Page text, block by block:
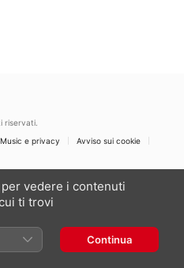
riservati.
e privacy
Avviso sui cookie
vedere i contenuti
ti trovi
Continua